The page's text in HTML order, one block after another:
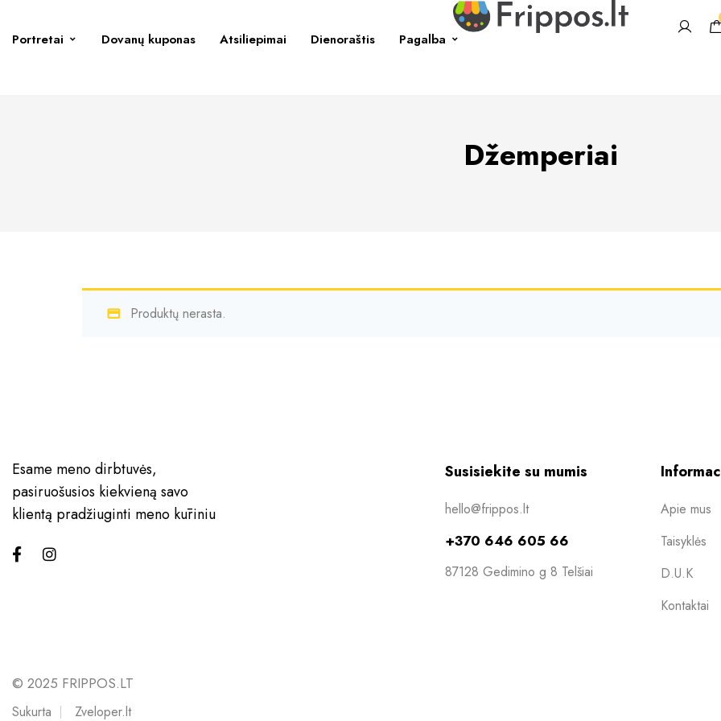
Portretai Dovanų kuponas Atsiliepimai Dienoraštis Pagalba
Džemperiai
Produktų nerasta.
Esame meno dirbtuvės,
pasiruošusios kiekvieną savo
klientą pradžiuginti meno kūriniu
Susisiekite su mumis
hello@frippos.lt
+370 646 605 66
87128 Gedimino g 8 Telšiai
Apie mus
Taisyklės
D.U.K
Kontaktai
© 2025 FRIPPOS.LT
Sukurta Zveloper.lt